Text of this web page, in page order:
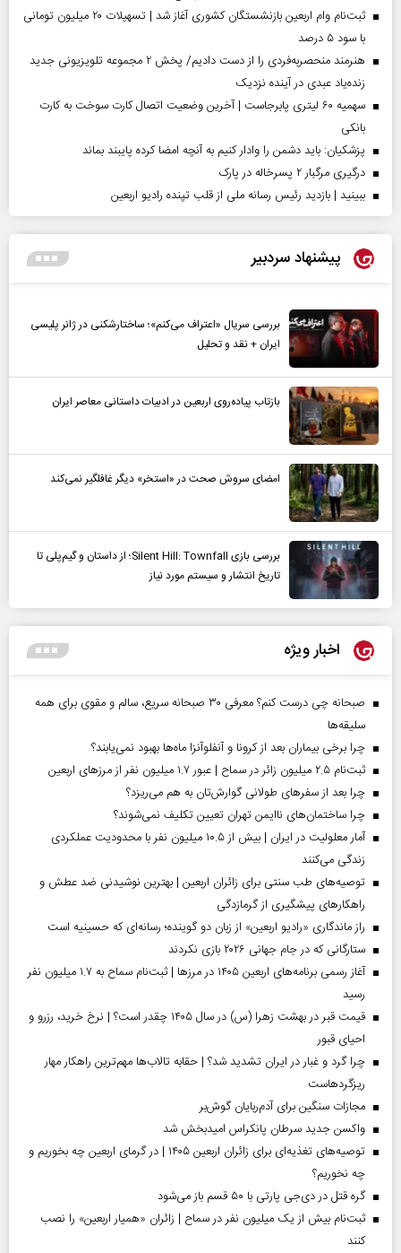
ثبت‌نام وام اربعین بازنشستگان کشوری آغاز شد | تسهیلات ۲۰ میلیون تومانی
با سود ۵ درصد
هنرمند منحصر‌به‌فردی را از دست دادیم/ پخش ۲ مجموعه تلویزیونی جدید
زنده‌یاد عبدی در آینده نزدیک
سهمیه ۶۰ لیتری پابرجاست | آخرین وضعیت اتصال کارت سوخت به کارت
بانکی
پزشکیان: باید دشمن را وادار کنیم به آنچه امضا کرده پایبند بماند
درگیری مرگبار ۲ پسرخاله در پارک
ببینید | بازدید رئیس رسانه ملی از قلب تپنده رادیو اربعین
پیشنهاد سردبیر
بررسی سریال «اعتراف می‌کنم»؛ ساختارشکنی در ژانر پلیسی
ایران + نقد و تحلیل
بازتاب پیاده‌روی اربعین در ادبیات داستانی معاصر ایران
امضای سروش صحت در «استخر» دیگر غافلگیر نمی‌کند
بررسی بازی Silent Hill: Townfall؛ از داستان و گیم‌پلی تا
تاریخ انتشار و سیستم مورد نیاز
اخبار ویژه
صبحانه چی درست کنم؟ معرفی ۳۰ صبحانه سریع، سالم و مقوی برای همه
سلیقه‌ها
چرا برخی بیماران بعد از کرونا و آنفلوآنزا ماه‌ها بهبود نمی‌یابند؟
ثبت‌نام ۲.۵ میلیون زائر در سماح | عبور ۱.۷ میلیون نفر از مرز‌های اربعین
چرا بعد از سفرهای طولانی گوارش‌تان به هم می‌ریزد؟
چرا ساختمان‌های ناایمن تهران تعیین تکلیف نمی‌شوند؟
آمار معلولیت در ایران | بیش از ۱۰.۵ میلیون نفر با محدودیت عملکردی
زندگی می‌کنند
توصیه‌های طب سنتی برای زائران اربعین | بهترین نوشیدنی ضد عطش و
راهکارهای پیشگیری از گرمازدگی
راز ماندگاری «رادیو اربعین» از زبان دو گوینده؛ رسانه‌ای که حسینیه است
ستارگانی که در جام جهانی ۲۰۲۶ بازی نکردند
آغاز رسمی برنامه‌های اربعین ۱۴۰۵ در مرز‌ها | ثبت‌نام سماح به ۱.۷ میلیون نفر
رسید
قیمت قبر در بهشت زهرا (س) در سال ۱۴۰۵ چقدر است؟ | نرخ خرید، رزرو و
احیای قبور
چرا گرد و غبار در ایران تشدید شد؟ | حقابه تالاب‌ها مهم‌ترین راهکار مهار
ریزگردهاست
مجازات سنگین برای آدم‌ربایان گوش‌بر
واکسن جدید سرطان پانکراس امیدبخش شد
توصیه‌های تغذیه‌ای برای زائران اربعین ۱۴۰۵ | در گرمای اربعین چه بخوریم و
چه نخوریم؟
گره قتل در دی‌جی پارتی با ۵۰ قسم باز می‌شود
ثبت‌نام بیش از یک میلیون نفر در سماح | زائران «همیار اربعین» را نصب
کنند